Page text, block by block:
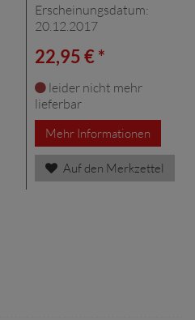
Erscheinungsdatum:
20.12.2017
22,95 € *
leider nicht mehr
lieferbar
Mehr Informationen
Auf den Merkzettel